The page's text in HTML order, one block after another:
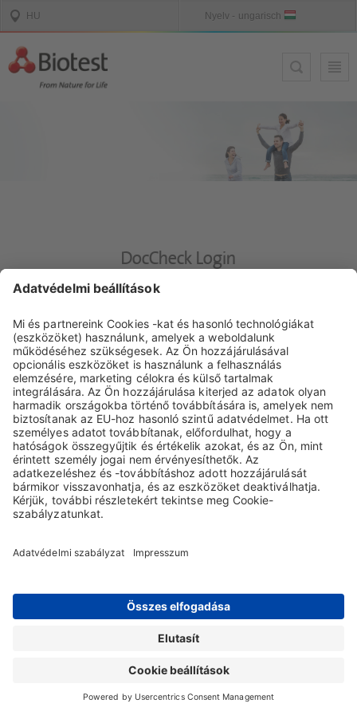
DocCheck Login
DocCheck
This website contains information for medical experts. Please
enter your DocCheck-Password.
Home Kapcsolat Impresszum Oldaltérkép
Àltalános üzleti feltételek
Jogi nyilatkozat
Az ezen a weboldalon használt összes védjegy és márkanév jogosultja a
Biotest GmbH & Co. KGaA.